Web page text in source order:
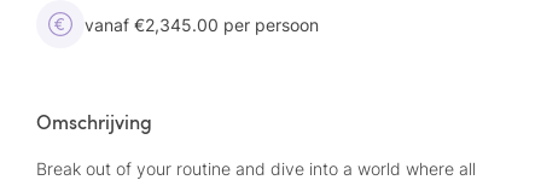
vanaf €2,345.00 per persoon
Omschrijving
Break out of your routine and dive into a world where all